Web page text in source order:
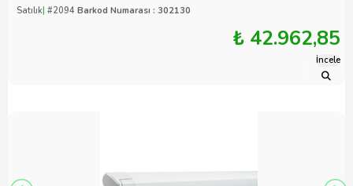
Satılık| #2094 Barkod Numarası : 302130
₺ 42.962,85
İncele